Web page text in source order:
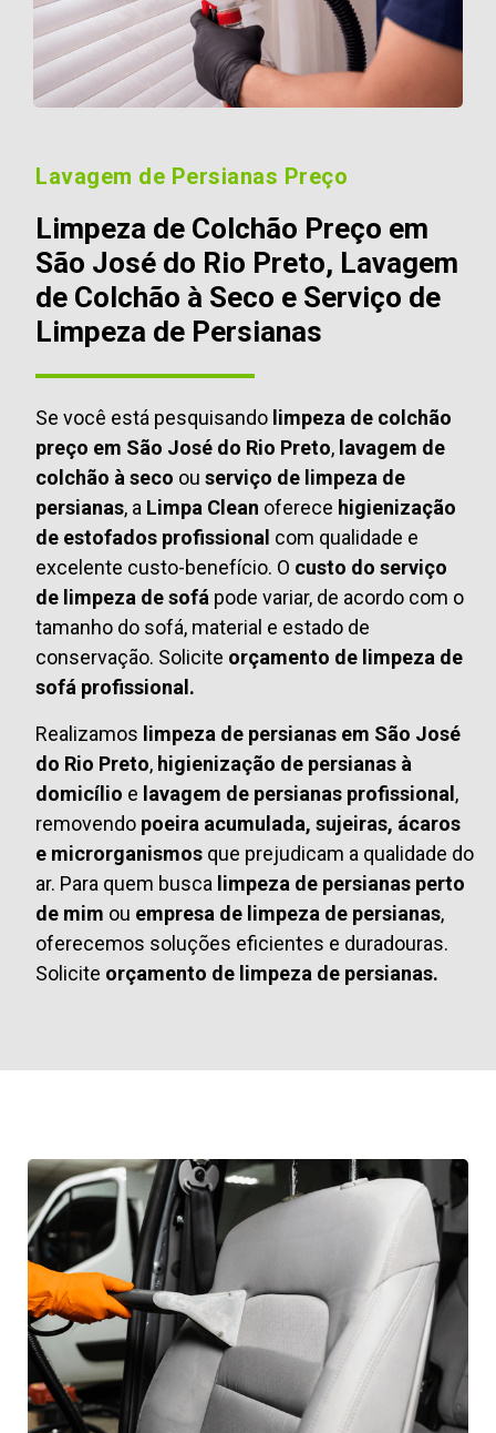
Lavagem de Persianas Preço
Limpeza de Colchão Preço em
São José do Rio Preto, Lavagem
de Colchão à Seco e Serviço de
Limpeza de Persianas
Se você está pesquisando limpeza de colchão
preço em São José do Rio Preto, lavagem de
colchão à seco ou serviço de limpeza de
persianas, a Limpa Clean oferece higienização
de estofados profissional com qualidade e
excelente custo-benefício. O custo do serviço
de limpeza de sofá pode variar, de acordo com o
tamanho do sofá, material e estado de
conservação. Solicite orçamento de limpeza de
sofá profissional.
Realizamos limpeza de persianas em São José
do Rio Preto, higienização de persianas à
domicílio e lavagem de persianas profissional,
removendo poeira acumulada, sujeiras, ácaros
e microrganismos que prejudicam a qualidade do
ar. Para quem busca limpeza de persianas perto
de mim ou empresa de limpeza de persianas,
oferecemos soluções eficientes e duradouras.
Solicite orçamento de limpeza de persianas.